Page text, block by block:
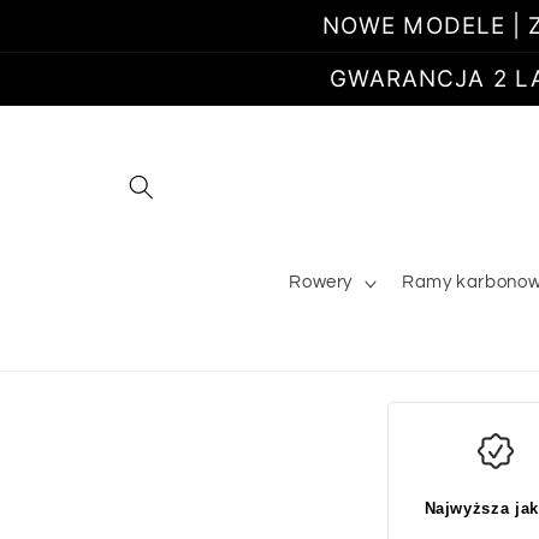
NOWE MODELE
GWARANCJA 2
Rowery Ramy
Najwyższa